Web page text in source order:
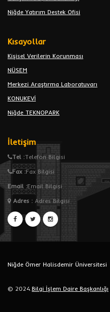
Niğde Yatırım Destek Ofisi
Kısayollar
Kişisel Verilerin Korunması
NÜSEM
Merkezi Araştırma Laboratuvarı
KONUKEVİ
Niğde TEKNOPARK
İletişim
Tel :Telefon Bilgisi
Fax :Fax Bilgisi
Email :Email Bilgisi
Adres : Adres Bilgisi
Niğde Ömer Halisdemir Üniversitesi
© 2024.Bilgi İşlem Daire Başkanlığı